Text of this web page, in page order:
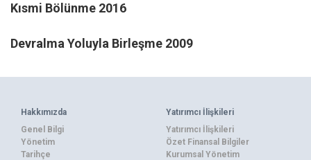
Kısmi Bölünme 2016
Devralma Yoluyla Birleşme 2009
Hakkımızda
Genel Bilgi
Yönetim
Tarihçe
Yatırımcı İlişkileri
Yatırımcı İlişkileri
Özet Finansal Bilgiler
Kurumsal Yönetim